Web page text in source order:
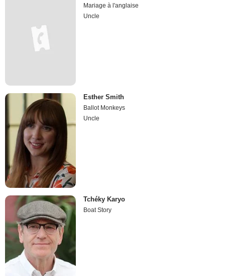
Mariage à l'anglaise
Uncle
Esther Smith
Ballot Monkeys
Uncle
Tchéky Karyo
Boat Story